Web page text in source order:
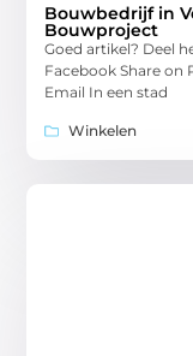
Bouwbedrijf in
Bouwproject
Goed artikel? Deel
Facebook Share on
Email In een stad
Winkelen